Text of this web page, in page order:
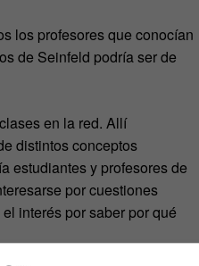
los profesores que conocían
de Seinfeld podría ser de
en la red. Allí
distintos conceptos
estudiantes y profesores de
por cuestiones
interés por saber por qué